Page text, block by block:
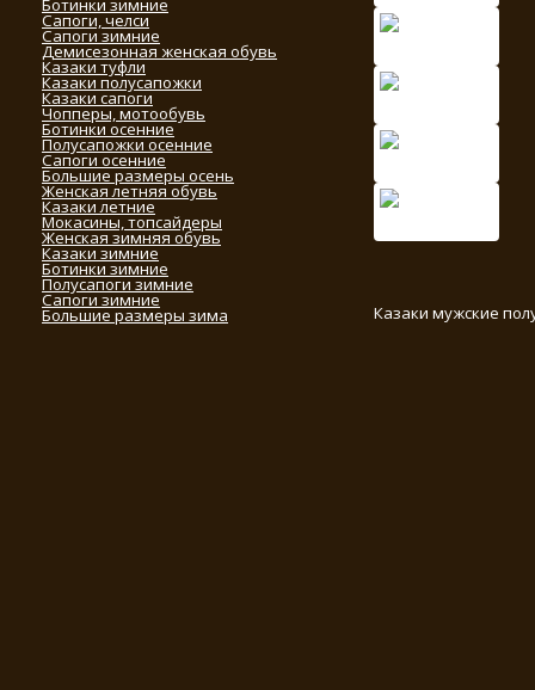
Ботинки зимние
Сапоги, челси
Сапоги зимние
Демисезонная женская обувь
Казаки туфли
Казаки полусапожки
Казаки сапоги
Чопперы, мотообувь
Ботинки осенние
Полусапожки осенние
Сапоги осенние
Большие размеры осень
Женская летняя обувь
Казаки летние
Мокасины, топсайдеры
Женская зимняя обувь
Казаки зимние
Ботинки зимние
Полусапоги зимние
Сапоги зимние
Большие размеры зима Казаки мужские